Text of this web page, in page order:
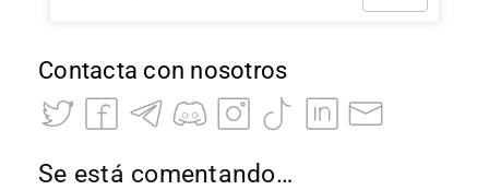
Contacta con nosotros
Se está comentando…